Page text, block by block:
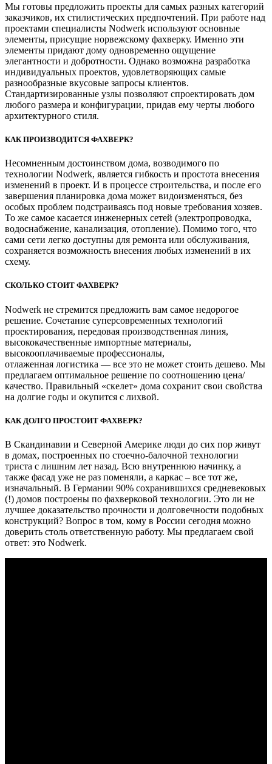
Мы готовы предложить проекты для самых разных категорий
заказчиков, их стилистических предпочтений. При работе над
проектами специалисты Nodwerk используют основные
элементы, присущие норвежскому фахверку. Именно эти
элементы придают дому одновременно ощущение
элегантности и добротности. Однако возможна разработка
индивидуальных проектов, удовлетворяющих самые
разнообразные вкусовые запросы клиентов.
Стандартизированные узлы позволяют спроектировать дом
любого размера и конфигурации, придав ему черты любого
архитектурного стиля.
КАК ПРОИЗВОДИТСЯ ФАХВЕРК?
Несомненным достоинством дома, возводимого по
технологии Nodwerk, является гибкость и простота внесения
изменений в проект. И в процессе строительства, и после его
завершения планировка дома может видоизменяться, без
особых проблем подстраиваясь под новые требования хозяев.
То же самое касается инженерных сетей (электропроводка,
водоснабжение, канализация, отопление). Помимо того, что
сами сети легко доступны для ремонта или обслуживания,
сохраняется возможность внесения любых изменений в их
схему.
СКОЛЬКО СТОИТ ФАХВЕРК?
Nodwerk не стремится предложить вам самое недорогое
решение. Сочетание суперсовременных технологий
проектирования, передовая производственная линия,
высококачественные импортные материалы,
высокооплачиваемые профессионалы,
отлаженная логистика — все это не может стоить дешево. Мы
предлагаем оптимальное решение по соотношению цена/
качество. Правильный «скелет» дома сохранит свои свойства
на долгие годы и окупится с лихвой.
КАК ДОЛГО ПРОСТОИТ ФАХВЕРК?
В Скандинавии и Северной Америке люди до сих пор живут
в домах, построенных по стоечно-балочной технологии
триста с лишним лет назад. Всю внутреннюю начинку, а
также фасад уже не раз поменяли, а каркас – все тот же,
изначальный. В Германии 90% сохранившихся средневековых
(!) домов построены по фахверковой технологии. Это ли не
лучшее доказательство прочности и долговечности подобных
конструкций? Вопрос в том, кому в России сегодня можно
доверить столь ответственную работу. Мы предлагаем свой
ответ: это Nodwerk.